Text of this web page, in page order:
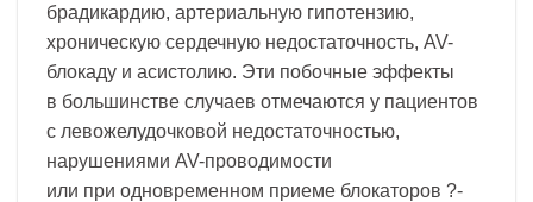
брадикардию, артериальную гипотензию,
хроническую сердечную недостаточность, AV-
блокаду и асистолию. Эти побочные эффекты
в большинстве случаев отмечаются у пациентов
с левожелудочковой недостаточностью,
нарушениями AV-проводимости
или при одновременном приеме блокаторов ?-